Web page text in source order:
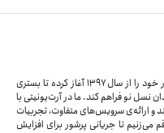
آرت‌یونیتی بازار آنلاین فروش آثار هنری است که کار خود را از سال ۱۳۹۷ آغاز کرده‌ تا بستری
نسل نو فراهم کند. ما در آرت‌یونیتی با
و ارائه‌ی سرویس‌های متفاوت، تجربیات
می‌زنیم تا جریانی پرشور برای افزایش